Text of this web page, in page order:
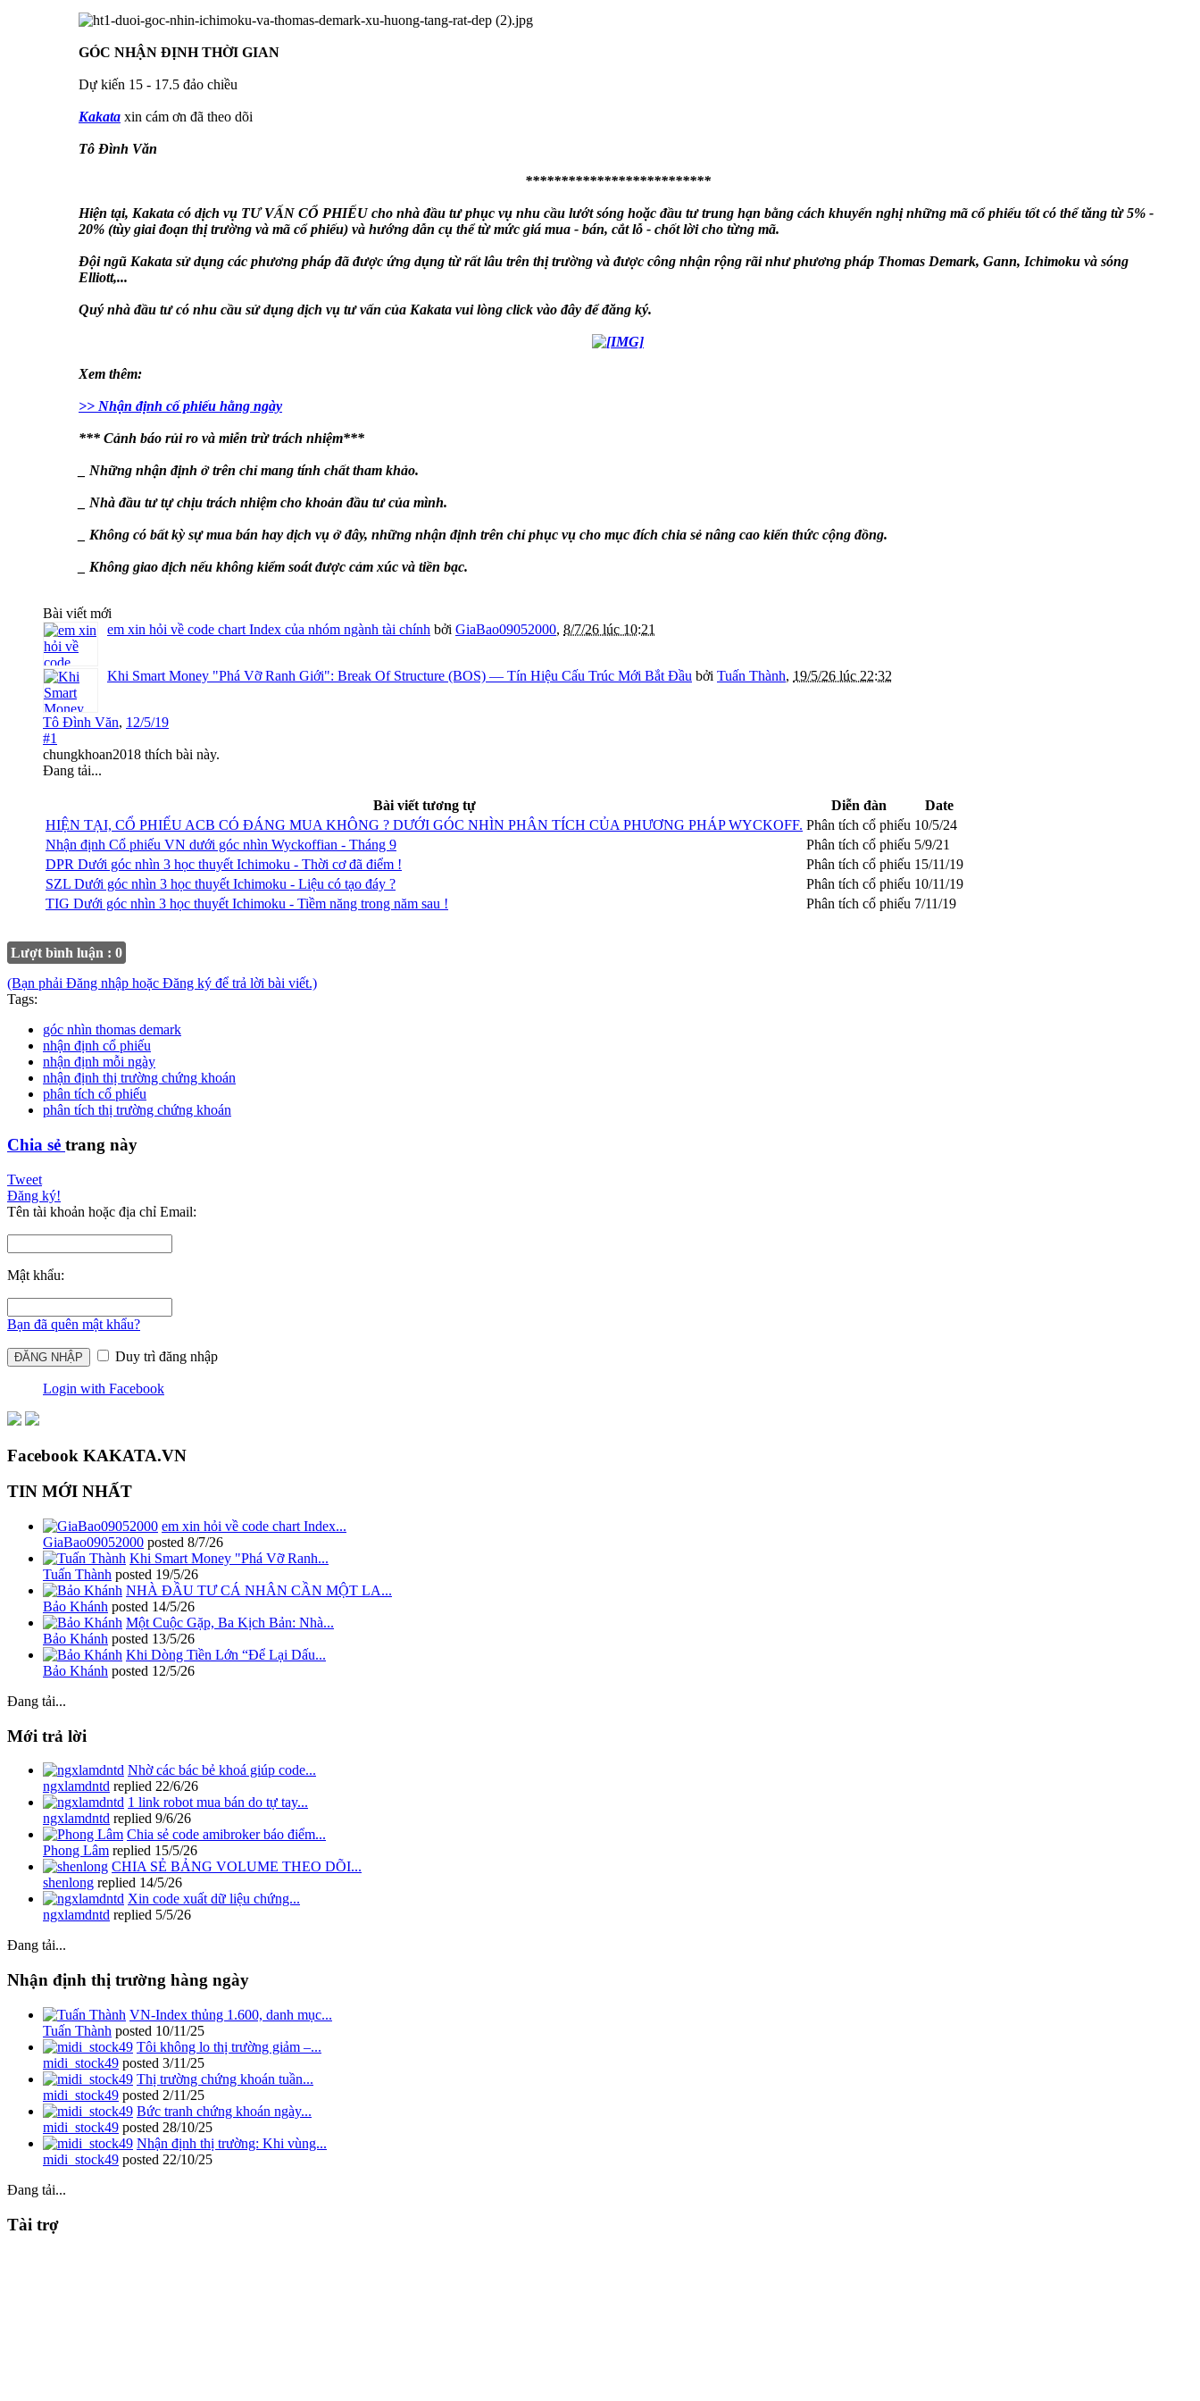
GÓC NHẬN ĐỊNH THỜI GIAN
Dự kiến 15 - 17.5 đảo chiều
Kakata xin cám ơn đã theo dõi
Tô Đình Văn
**************************
Hiện tại, Kakata có dịch vụ TƯ VẤN CỔ PHIẾU cho nhà đầu tư phục vụ nhu cầu lướt sóng hoặc đầu tư trung hạn bằng cách khuyến nghị những mã cổ phiếu tốt có thể tăng từ 5% -
20% (tùy giai đoạn thị trường và mã cổ phiếu) và hướng dẫn cụ thể từ mức giá mua - bán, cắt lỗ - chốt lời cho từng mã.
Đội ngũ Kakata sử dụng các phương pháp đã được ứng dụng từ rất lâu trên thị trường và được công nhận rộng rãi như phương pháp Thomas Demark, Gann, Ichimoku và sóng
Elliott,...
Quý nhà đầu tư có nhu cầu sử dụng dịch vụ tư vấn của Kakata vui lòng click vào đây để đăng ký.
Xem thêm:
>> Nhận định cố phiếu hằng ngày
*** Cảnh báo rủi ro và miễn trừ trách nhiệm***
_ Những nhận định ở trên chỉ mang tính chất tham khảo.
_ Nhà đầu tư tự chịu trách nhiệm cho khoản đầu tư của mình.
_ Không có bất kỳ sự mua bán hay dịch vụ ở đây, những nhận định trên chỉ phục vụ cho mục đích chia sẻ nâng cao kiến thức cộng đồng.
_ Không giao dịch nếu không kiểm soát được cảm xúc và tiền bạc.
Bài viết mới
em xin hỏi về code chart Index của nhóm ngành tài chính bởi GiaBao09052000, 8/7/26 lúc 10:21
Khi Smart Money "Phá Vỡ Ranh Giới": Break Of Structure (BOS) — Tín Hiệu Cấu Trúc Mới Bắt Đầu bởi Tuấn Thành, 19/5/26 lúc 22:32
Tô Đình Văn, 12/5/19
#1
chungkhoan2018 thích bài này.
Đang tải...
Bài viết tương tự Diễn đàn
Date
HIỆN TẠI, CỔ PHIẾU ACB CÓ ĐÁNG MUA KHÔNG ? DƯỚI GÓC NHÌN PHÂN TÍCH CỦA PHƯƠNG PHÁP WYCKOFF. Phân tích cổ phiếu 10/5/24
Nhận định Cổ phiếu VN dưới góc nhìn Wyckoffian - Tháng 9
Phân tích cổ phiếu 5/9/21
DPR Dưới góc nhìn 3 học thuyết Ichimoku - Thời cơ đã điểm !
Phân tích cổ phiếu 15/11/19
SZL Dưới góc nhìn 3 học thuyết Ichimoku - Liệu có tạo đáy ?
Phân tích cổ phiếu 10/11/19
TIG Dưới góc nhìn 3 học thuyết Ichimoku - Tiềm năng trong năm sau !
Phân tích cổ phiếu 7/11/19
Lượt bình luận : 0
(Bạn phải Đăng nhập hoặc Đăng ký để trả lời bài viết.)
Tags:
góc nhìn thomas demark
nhận định cổ phiếu
nhận định mỗi ngày
nhận định thị trường chứng khoán
phân tích cổ phiếu
phân tích thị trường chứng khoán
Chia sẻ trang này
Tweet
Đăng ký!
Tên tài khoản hoặc địa chỉ Email:
Mật khẩu:
Bạn đã quên mật khẩu?
Duy trì đăng nhập
Login with Facebook
Facebook KAKATA.VN
TIN MỚI NHẤT
em xin hỏi về code chart Index...
GiaBao09052000 posted 8/7/26
Khi Smart Money "Phá Vỡ Ranh...
Tuấn Thành posted 19/5/26
NHÀ ĐẦU TƯ CÁ NHÂN CẦN MỘT LA...
Bảo Khánh posted 14/5/26
Một Cuộc Gặp, Ba Kịch Bản: Nhà...
Bảo Khánh posted 13/5/26
Khi Dòng Tiền Lớn “Để Lại Dấu...
Bảo Khánh posted 12/5/26
Đang tải...
Mới trả lời
Nhờ các bác bẻ khoá giúp code...
ngxlamdntd replied 22/6/26
1 link robot mua bán do tự tay...
ngxlamdntd replied 9/6/26
Chia sẻ code amibroker báo điểm...
Phong Lâm replied 15/5/26
CHIA SẺ BẢNG VOLUME THEO DÕI...
shenlong replied 14/5/26
Xin code xuất dữ liệu chứng...
ngxlamdntd replied 5/5/26
Đang tải...
Nhận định thị trường hàng ngày
VN-Index thủng 1.600, danh mục...
Tuấn Thành posted 10/11/25
Tôi không lo thị trường giảm –...
midi_stock49 posted 3/11/25
Thị trường chứng khoán tuần...
midi_stock49 posted 2/11/25
Bức tranh chứng khoán ngày...
midi_stock49 posted 28/10/25
Nhận định thị trường: Khi vùng...
midi_stock49 posted 22/10/25
Đang tải...
Tài trợ